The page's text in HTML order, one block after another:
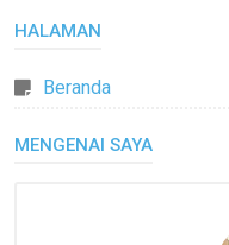
HALAMAN
Beranda
MENGENAI SAYA